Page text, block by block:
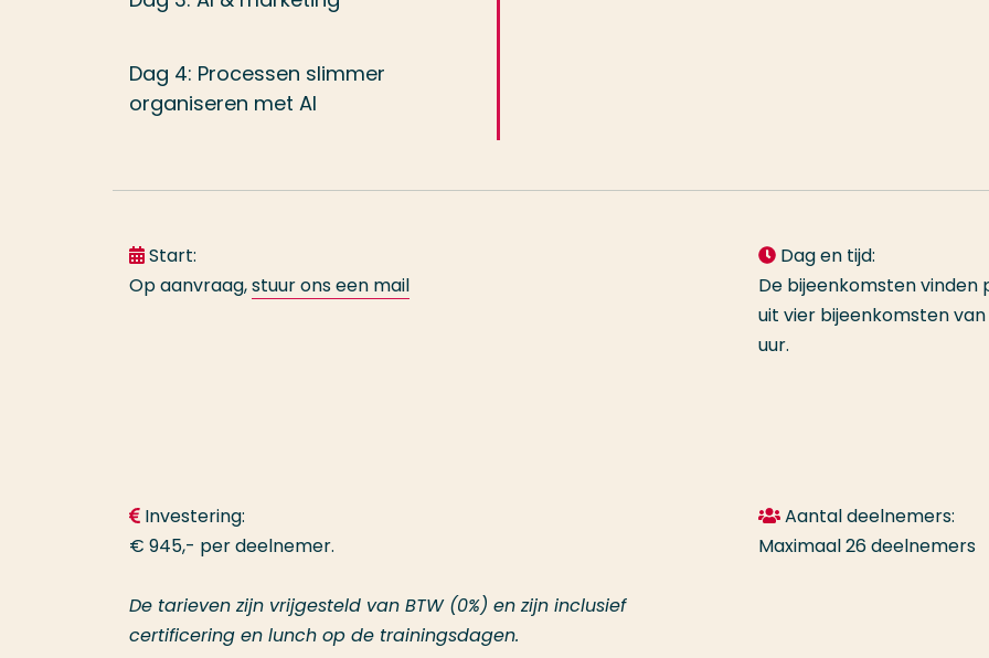
Dag 4: Processen slimmer
organiseren met AI
Start:
Op aanvraag,stuur ons een mail
Dag en tijd:
De bijeenkomsten vinden
uit vier bijeenkomsten van
uur.
Investering:
€ 945,- per deelnemer.
De tarieven zijn vrijgesteld van BTW (0%) en zijn inclusief
certificering en lunch op de trainingsdagen.
Aantal deelnemers:
Maximaal 26 deelnemers